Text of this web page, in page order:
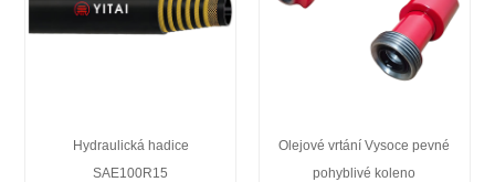
Hydraulická hadice
SAE100R15
Olejové vrtání Vysoce pevné
pohyblivé koleno